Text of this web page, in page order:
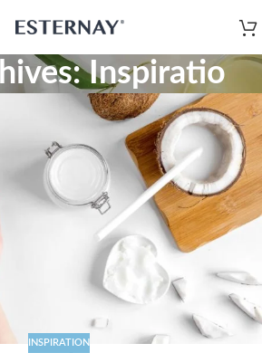
Inspiratio
INSPIRATION